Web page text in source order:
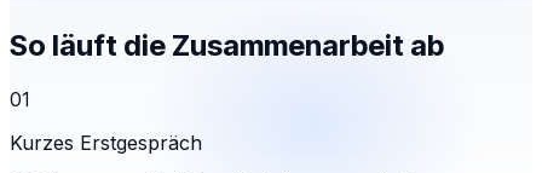
So läuft die Zusammenarbeit ab
01
Kurzes Erstgespräch